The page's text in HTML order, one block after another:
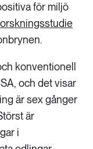
för miljö
konventionell
och det visar
är sex gånger
är
i